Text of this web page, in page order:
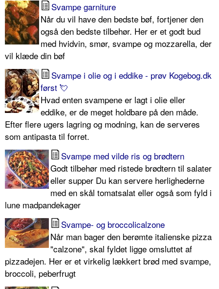
Svampe garniture
Når du vil have den bedste bøf, fortjener den
også den bedste tilbehør. Her er et godt bud
med hvidvin, smør, svampe og mozzarella, der
vil klæde din bøf
Svampe i olie og i eddike - prøv Kogebog.dk
først 💘
Hvad enten svampene er lagt i olie eller
eddike, er de meget holdbare på den måde.
Efter flere ugers lagring og modning, kan de serveres
som antipasta til forret.
Svampe med vilde ris og brødtern
Godt tilbehør med ristede brødtern til salater
eller supper Du kan servere herlighederne
med en skål tomatsalat eller også som fyld i
lune madpandekager
Svampe- og broccolicalzone
Når man bager den berømte italienske pizza
"calzone", skal fyldet ligge omsluttet af
pizzadejen. Her er et virkelig lækkert brød med svampe,
broccoli, peberfrugt